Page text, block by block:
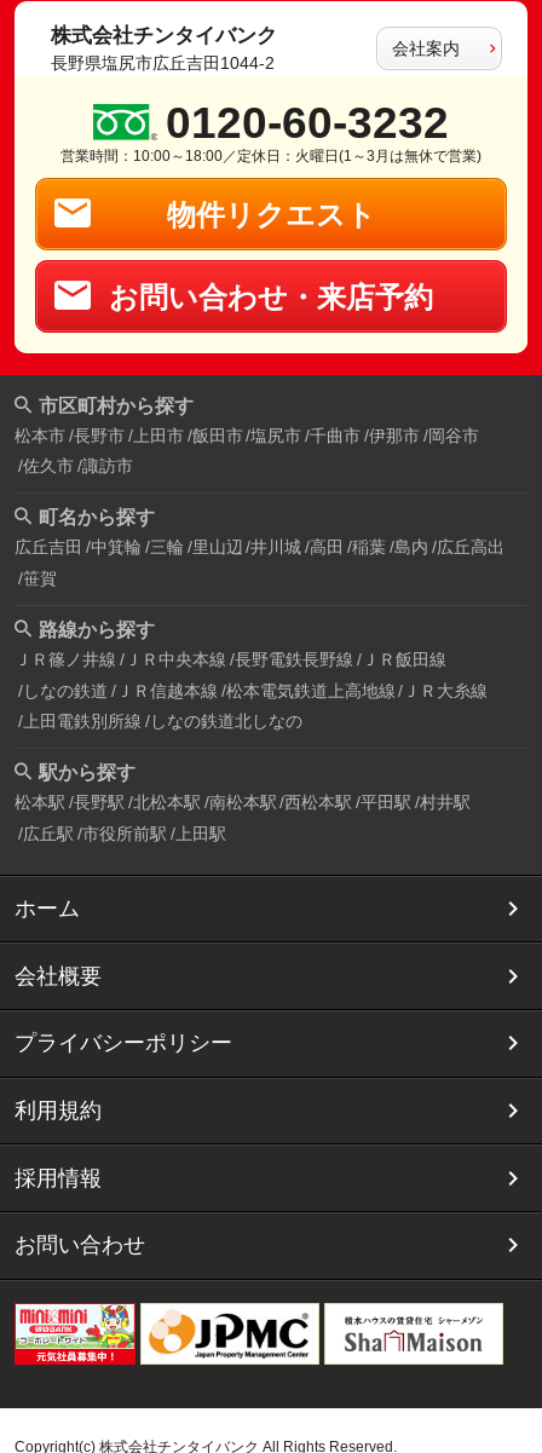
株式会社チンタイバンク
長野県塩尻市広丘吉田1044-2
会社案内
0120-60-3232
営業時間：10:00～18:00／定休日：火曜日(1～3月は無休で営業)
物件リクエスト
お問い合わせ・来店予約
市区町村から探す
松本市 長野市 上田市 飯田市 塩尻市 千曲市 伊那市 岡谷市
佐久市 諏訪市
町名から探す
広丘吉田 中箕輪 三輪 里山辺 井川城 高田 稲葉 島内 広丘高出
笹賀
路線から探す
ＪＲ篠ノ井線 ＪＲ中央本線 長野電鉄長野線 ＪＲ飯田線
しなの鉄道 ＪＲ信越本線 松本電気鉄道上高地線
ＪＲ大糸線
上田電鉄別所線 しなの鉄道北しなの
駅から探す
松本駅 長野駅 北松本駅 南松本駅 西松本駅 平田駅 村井駅
広丘駅 市役所前駅 上田駅
ホーム
会社概要
プライバシーポリシー
利用規約
採用情報
お問い合わせ
Copyright(c) 株式会社チンタイバンク All Rights Reserved.